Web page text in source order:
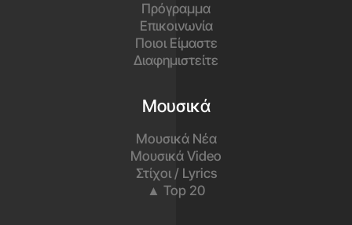
Πρόγραμμα
Επικοινωνία
Ποιοι Είμαστε
Διαφημιστείτε
Μουσικά
Μουσικά Νέα
Μουσικά Video
Στίχοι / Lyrics
▲ Top 20